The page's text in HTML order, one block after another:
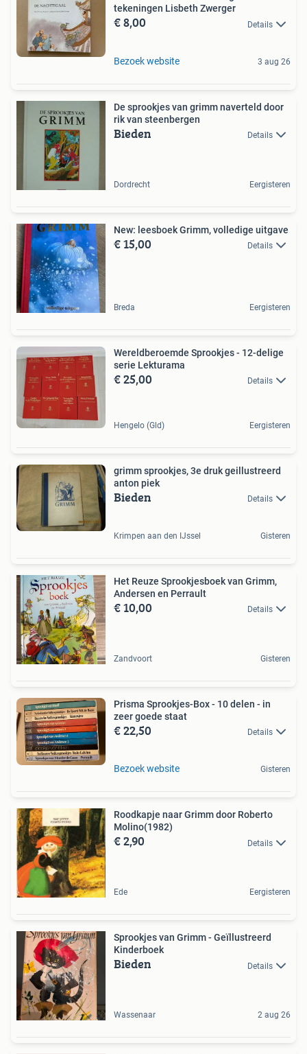
tekeningen Lisbeth Zwerger
€ 8,00 Details
Bezoek website 3 aug 26
De sprookjes van grimm naverteld door
rik van steenbergen
Bieden Details
Dordrecht Eergisteren
New: leesboek Grimm, volledige uitgave
€ 15,00 Details
Breda Eergisteren
Wereldberoemde Sprookjes - 12-delige
serie Lekturama
€ 25,00 Details
Hengelo (Gld) Eergisteren
grimm sprookjes, 3e druk geillustreerd
anton piek
Bieden Details
Krimpen aan den IJssel Gisteren
Het Reuze Sprookjesboek van Grimm,
Andersen en Perrault
€ 10,00 Details
Zandvoort Gisteren
Prisma Sprookjes-Box - 10 delen - in
zeer goede staat
€ 22,50 Details
Bezoek website Gisteren
Roodkapje naar Grimm door Roberto
Molino(1982)
€ 2,90 Details
Ede Eergisteren
Sprookjes van Grimm - Geïllustreerd
Kinderboek
Bieden Details
Wassenaar 2 aug 26